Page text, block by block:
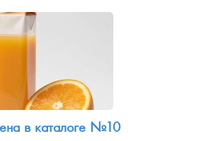
в каталоге №10